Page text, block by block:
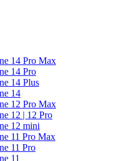
14 Pro Max
14 Pro
14 Plus
14
12 Pro Max
12 | 12 Pro
12 mini
11 Pro Max
11 Pro
11